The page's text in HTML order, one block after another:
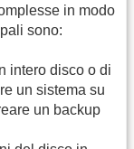
in modo
sono:
intero disco o di
un sistema su
un backup